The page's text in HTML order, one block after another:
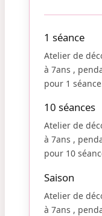
1 séance
Atelier de
à 7ans ,
pour 1
10 séances
Atelier de
à 7ans ,
pour 10
Saison
Atelier de
à 7ans ,